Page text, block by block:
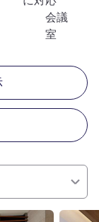
会議
室
詳細を